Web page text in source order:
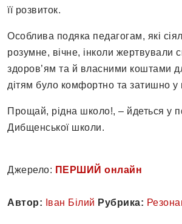
її розвиток.
Особлива подяка педагогам, які
розумне, вічне, інколи жертвували
здоров’ям та й власними коштами
дітям було комфортно та затишно у
Прощай, рідна школо!, – йдеться у
Дибщенської школи.
Джерело: ПЕРШИЙ онлайн
Автор: Іван Білий Рубрика: